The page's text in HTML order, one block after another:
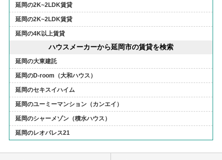
延岡の2K~2LDK賃貸
延岡の2K~2LDK賃貸
延岡の4K以上賃貸
ハウスメーカーから延岡市の賃貸を検索
延岡の大東建託
延岡のD-room（大和ハウス）
延岡のセキスイハイム
延岡のユーミーマンション（カンエイ）
延岡のシャーメゾン（積水ハウス）
延岡のレオパレス21